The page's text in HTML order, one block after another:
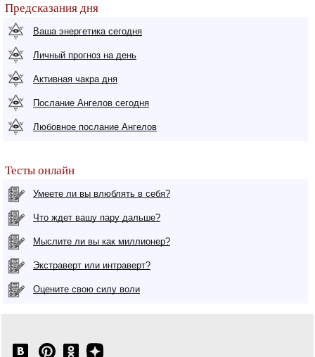
Предсказания дня
Ваша энергетика сегодня
Личный прогноз на день
Активная чакра дня
Послание Ангелов сегодня
Любовное послание Ангелов
Тесты онлайн
Умеете ли вы влюблять в себя?
Что ждет вашу пару дальше?
Мыслите ли вы как миллионер?
Экстраверт или интраверт?
Оцените свою силу воли